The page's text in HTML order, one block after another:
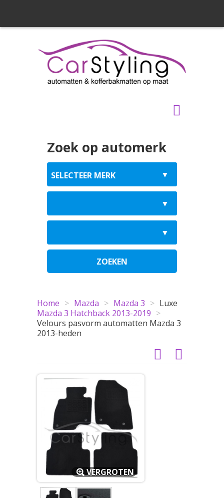
Zoek op automerk
ZOEKEN
Home > Mazda > Mazda 3 >
Mazda 3 Hatchback 2013-2019 >
Luxe
Velours pasvorm automatten Mazda 3
2013-heden
VERGROTEN